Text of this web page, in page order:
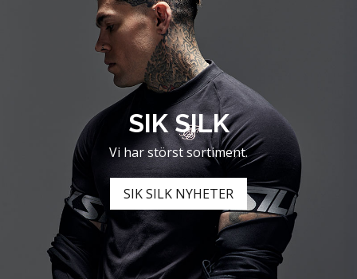
SIK SILK
Vi har störst sortiment.
SIK SILK NYHETER